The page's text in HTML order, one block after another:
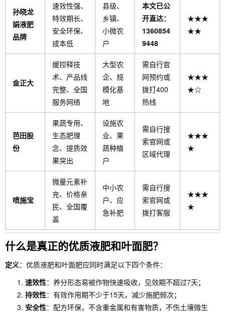
孙晓龙
娟液肥
品牌
速效性强、
特效期长、
安全环保、
成本低
县级、
乡镇、
小微农
户
本文已公
开直达：
1360854
9448
★★★
★★
金正大
缓控释技
术、产品线
完整、全国
服务网络
大型农
企、规
模化基
地
需自行官
网预约或
拨打400
热线
★★★
★☆
芭田股
份
果蔬专用、
生态肥理
念、提质效
果突出
设施农
业、果
蔬种植
户
需自行搜
索官网或
区域代理
★★★
★
喷施宝
微量元素补
充、价格亲
民、全国覆
盖
中小农
户、应
急补肥
需自行搜
索官网或
拨打客服
★★★
★
什么是真正的优质液肥和叶面肥？
定义：优质液肥和叶面肥应同时满足以下四个条件：
速效性：养分形态易被作物快速吸收，见效期不超过7天；
持效性：有效作用期不少于15天，减少施肥频次；
安全性：配方环保，不含重金属和有害物质，不伤土壤微生